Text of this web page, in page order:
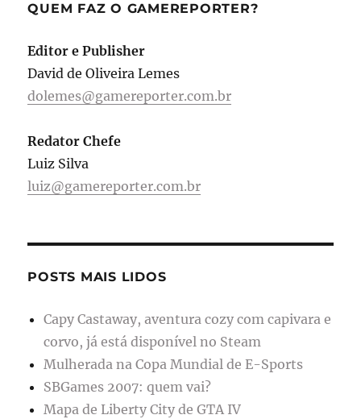
QUEM FAZ O GAMEREPORTER?
Editor e Publisher
David de Oliveira Lemes
dolemes@gamereporter.com.br
Redator Chefe
Luiz Silva
luiz@gamereporter.com.br
POSTS MAIS LIDOS
Capy Castaway, aventura cozy com capivara e
corvo, já está disponível no Steam
Mulherada na Copa Mundial de E-Sports
SBGames 2007: quem vai?
Mapa de Liberty City de GTA IV